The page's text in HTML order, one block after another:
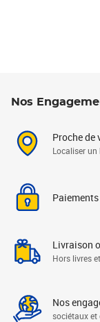
Nos
Proche de
Localiser
Livraison
Hors livres
Nos
sociétaux et